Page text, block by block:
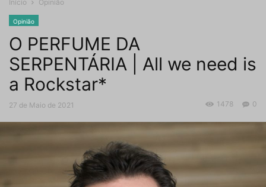
Início Opinião
Opinião
O PERFUME DA
SERPENTÁRIA | All we need is
a Rockstar*
27 de Maio de 2021 0
1478